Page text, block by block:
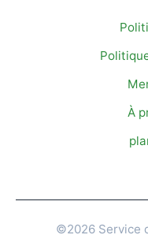
À
©2026 Service